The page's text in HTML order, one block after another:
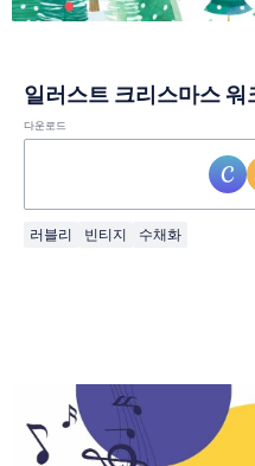
일러스트 크리스마스
다운로드
러블리 빈티지 수채화